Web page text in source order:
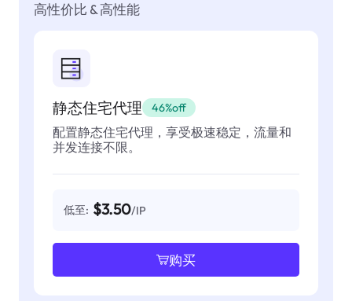
高性价比 & 高性能
静态住宅代理 46%off
配置静态住宅代理，享受极速稳定，流量和
并发连接不限。
低至: $3.50/IP
购买